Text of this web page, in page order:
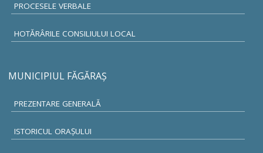
PROCESELE VERBALE
HOTĂRÂRILE CONSILIULUI LOCAL
MUNICIPIUL FĂGĂRAŞ
PREZENTARE GENERALĂ
ISTORICUL ORAŞULUI